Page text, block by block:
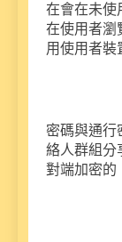
在會在未使
在使用者瀏
用使用者裝
密碼與通行
絡人群組分
對端加密的